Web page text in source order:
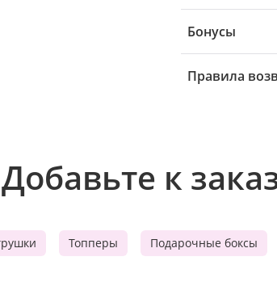
Бонусы
Правила
Добавьте к
Топперы Подарочные боксы